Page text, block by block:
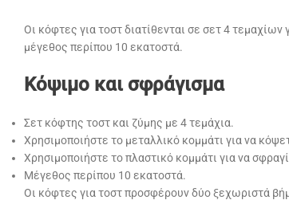
Οι κόφτες για τοστ διατίθενται σε σετ 4
μέγεθος περίπου 10 εκατοστά.
Κόψιμο και σφράγισμα
Σετ κόφτης τοστ και ζύμης με 4 τεμάχια.
Χρησιμοποιήστε το μεταλλικό κομμάτι για να
Χρησιμοποιήστε το πλαστικό κομμάτι για να
Μέγεθος περίπου 10 εκατοστά.
Οι κόφτες για τοστ προσφέρουν δύο ξεχωριστά